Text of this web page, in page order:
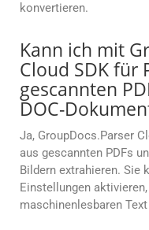
konvertieren.
Kann ich mit
Cloud SDK für
gescannten
DOC-
Ja, GroupDocs.Parser
aus gescannten PDFs
Bildern extrahieren. Sie
Einstellungen
maschinenlesbaren